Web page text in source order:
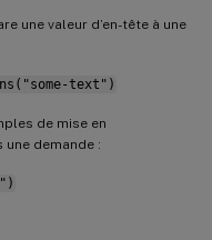
une valeur d’en-tête à une
text")
de mise en
demande :